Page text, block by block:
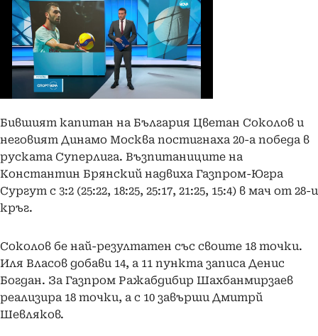
Бившият капитан на България Цветан Соколов и
неговият Динамо Москва постигнаха 20-а победа в
руската Суперлига. Възпитаниците на
Константин Брянский надвиха Газпром-Югра
Сургут с 3:2 (25:22, 18:25, 25:17, 21:25, 15:4) в мач от 28-и
кръг.
Соколов бе най-резултатен със своите 18 точки.
Иля Власов добави 14, а 11 пункта записа Денис
Богдан. За Газпром Ражабдибир Шахбанмирзаев
реализира 18 точки, а с 10 завърши Дмитрй
Шевляков.